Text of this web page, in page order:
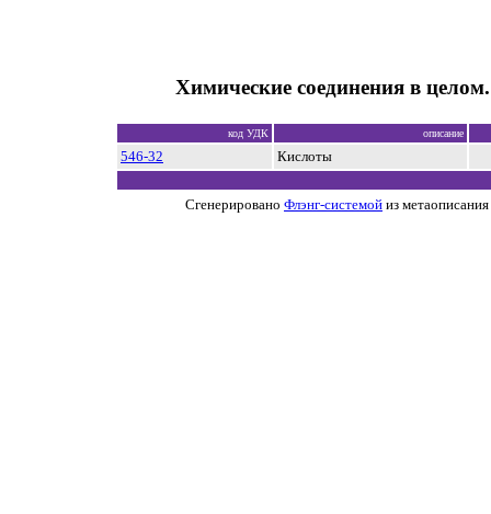
Химические соединения в
код УДК описание
546-32 Кислоты
Сгенерировано Флэнг-системой из